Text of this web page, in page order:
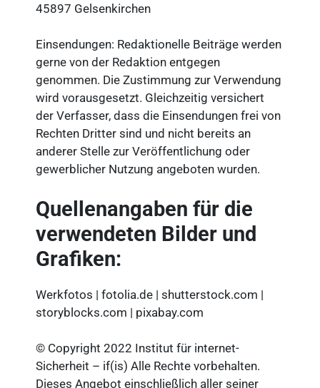
45897 Gelsenkirchen
Einsendungen: Redaktionelle Beiträge werden
gerne von der Redaktion entgegen
genommen. Die Zustimmung zur Verwendung
wird vorausgesetzt. Gleichzeitig versichert
der Verfasser, dass die Einsendungen frei von
Rechten Dritter sind und nicht bereits an
anderer Stelle zur Veröffentlichung oder
gewerblicher Nutzung angeboten wurden.
Quellenangaben für die
verwendeten Bilder und
Grafiken:
Werkfotos | fotolia.de | shutterstock.com |
storyblocks.com | pixabay.com
© Copyright 2022 Institut für internet-
Sicherheit – if(is) Alle Rechte vorbehalten.
Dieses Angebot einschließlich aller seiner